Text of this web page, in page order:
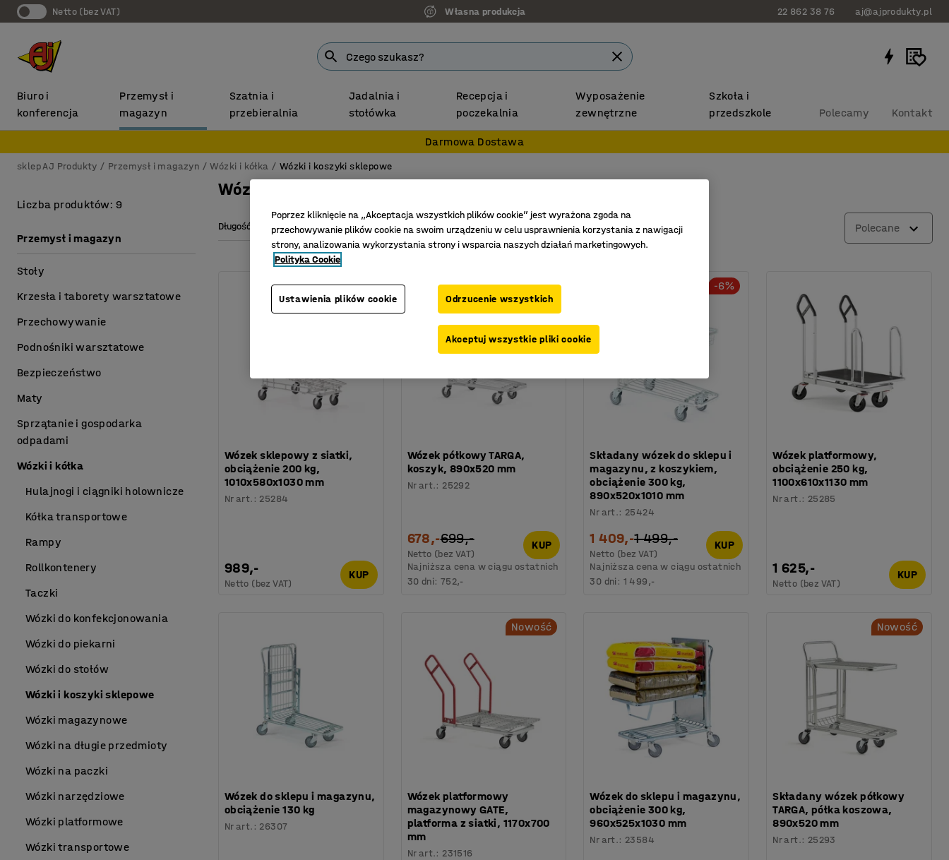
Netto (bez VAT) Własna produkcja 22 862 38 76 aj@ajprodukty.pl
Biuro i
konferencja
Przemysł i
magazyn
Szatnia i
przebieralnia
Jadalnia i
stołówka
Recepcja i
poczekalnia
Wyposażenie
zewnętrzne
Szkoła i
przedszkole
Polecamy Kontakt
Darmowa Dostawa
sklep AJ Produkty Przemysł i magazyn Wózki i kółka Wózki i koszyki sklepowe
Wózek do sklepu
Długość Wysokość Szerokość Średnica kół Ilość półek Nośność Polecane
Wózek sklepowy z siatki,
obciążenie 200 kg,
1010x580x1030 mm
Nr art. : 25284
989,-
Netto (bez VAT)
KUP
Wózek półkowy TARGA,
koszyk, 890x520 mm
Nr art.: 25292
678,-699,-
Netto (bez VAT)
KUP
Najniższa cena w ciągu ostatnich
30 dni: 752,-
-6%
Składany wózek do sklepu i
magazynu, z koszykiem,
obciążenie 300 kg,
890x520x1010 mm
Nr art.: 25424
1 409,-1 499,-
Netto (bez VAT)
KUP
Najniższa cena w ciągu ostatnich
30 dni: 1 499,-
Wózek platformowy,
obciążenie 250 kg,
1100x610x1130 mm
Nr art.: 25285
1 625,-
Netto (bez VAT)
KUP
Wózek do sklepu i magazynu,
obciążenie 130 kg
Nr art. : 26307
Nowość
Wózek platformowy
magazynowy GATE,
platforma z siatki, 1170x700
mm
Nr art.: 231516
Wózek do sklepu i magazynu,
obciążenie 300 kg,
960x525x1030 mm
Nr art.: 23584
Nowość
Składany wózek półkowy
TARGA, półka koszowa,
890x520 mm
Nr art.: 25293
Liczba produktów: 9
Przemysł i magazyn
Stoły
Krzesła i taborety warsztatowe
Przechowywanie
Podnośniki warsztatowe
Bezpieczeństwo
Maty
Sprzątanie i gospodarka
odpadami
Wózki i kółka
Hulajnogi i ciągniki holownicze
Kółka transportowe
Rampy
Rollkontenery
Taczki
Wózki do konfekcjonowania
Wózki do piekarni
Wózki do stołów
Wózki i koszyki sklepowe
Wózki magazynowe
Wózki na długie przedmioty
Wózki na paczki
Wózki narzędziowe
Wózki platformowe
Wózki transportowe
Poprzez kliknięcie na „Akceptacja wszystkich plików cookie” jest wyrażona zgoda na
przechowywanie plików cookie na swoim urządzeniu w celu usprawnienia korzystania z nawigacji
strony, analizowania wykorzystania strony i wsparcia naszych działań marketingowych.
Polityka Cookie
Ustawienia plików cookie Odrzucenie wszystkich
Akceptuj wszystkie pliki cookie